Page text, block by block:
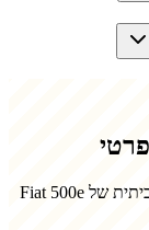
של Fiat 500e